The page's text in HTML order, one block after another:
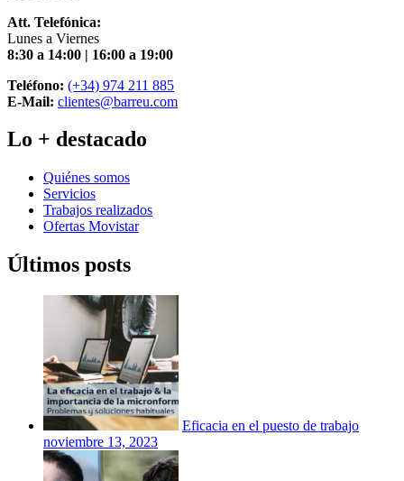
Att. Telefónica:
Lunes a Viernes
8:30 a 14:00 | 16:00 a 19:00
Teléfono: (+34) 974 211 885
E-Mail: clientes@barreu.com
Lo + destacado
Quiénes somos
Servicios
Trabajos realizados
Ofertas Movistar
Últimos posts
Eficacia en el puesto de trabajo
noviembre 13, 2023